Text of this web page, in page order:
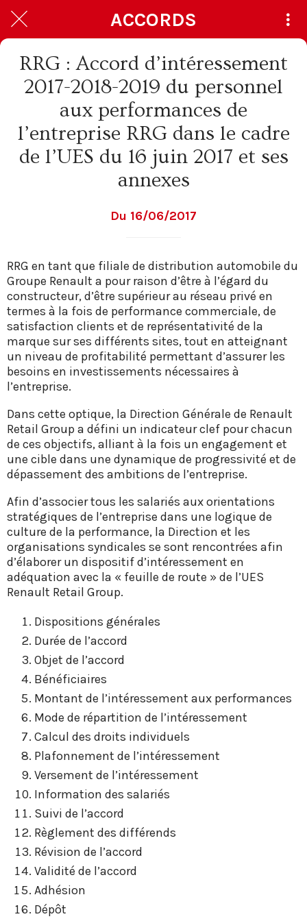
ACCORDS
RRG : Accord d’intéressement
2017-2018-2019 du personnel
aux performances de
l’entreprise RRG dans le cadre
de l’UES du 16 juin 2017 et ses
annexes
Du 16/06/2017
RRG en tant que filiale de distribution automobile du
Groupe Renault a pour raison d’être à l’égard du
constructeur, d’être supérieur au réseau privé en
termes à la fois de performance commerciale, de
satisfaction clients et de représentativité de la
marque sur ses différents sites, tout en atteignant
un niveau de profitabilité permettant d’assurer les
besoins en investissements nécessaires à
l’entreprise.
Dans cette optique, la Direction Générale de Renault
Retail Group a défini un indicateur clef pour chacun
de ces objectifs, alliant à la fois un engagement et
une cible dans une dynamique de progressivité et de
dépassement des ambitions de l’entreprise.
Afin d’associer tous les salariés aux orientations
stratégiques de l’entreprise dans une logique de
culture de la performance, la Direction et les
organisations syndicales se sont rencontrées afin
d’élaborer un dispositif d’intéressement en
adéquation avec la « feuille de route » de l’UES
Renault Retail Group.
Dispositions générales
Durée de l’accord
Objet de l’accord
Bénéficiaires
Montant de l’intéressement aux performances
Mode de répartition de l’intéressement
Calcul des droits individuels
Plafonnement de l’intéressement
Versement de l’intéressement
Information des salariés
Suivi de l’accord
Règlement des différends
Révision de l’accord
Validité de l’accord
Adhésion
Dépôt